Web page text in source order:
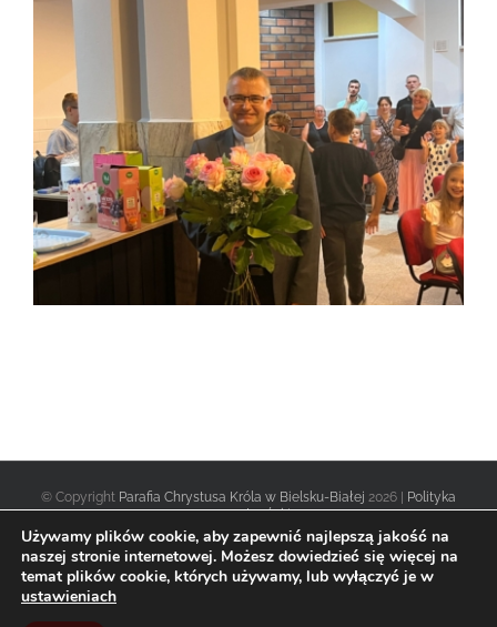
© Copyright Parafia Chrystusa Króla w Bielsku-Białej 2026 | Polityka
prywatności|
Używamy plików cookie, aby zapewnić najlepszą jakość na
naszej stronie internetowej. Możesz dowiedzieć się więcej na
temat plików cookie, których używamy, lub wyłączyć je w
ustawieniach